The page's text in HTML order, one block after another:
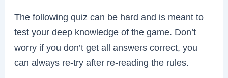
The following quiz can be hard and is meant to
test your deep knowledge of the game. Don’t
worry if you don’t get all answers correct, you
can always re-try after re-reading the rules.